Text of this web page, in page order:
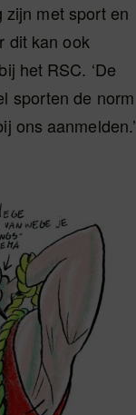
zijn met sport en
dit kan ook
het RSC. ‘De
sporten de norm
ons aanmelden.’